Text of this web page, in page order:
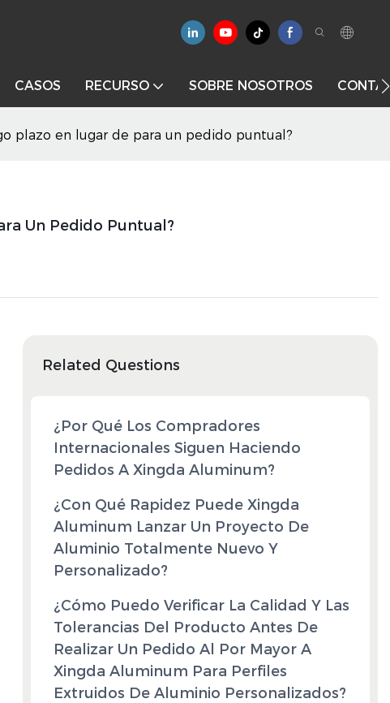
CASOS RECURSO SOBRE NOSOTROS
plazo en lugar de para un pedido puntual?
Un Pedido Puntual?
Related Questions
¿Por Qué Los Compradores
Internacionales Siguen Haciendo
Pedidos A Xingda Aluminum?
¿Con Qué Rapidez Puede Xingda
Aluminum Lanzar Un Proyecto De
Aluminio Totalmente Nuevo Y
Personalizado?
¿Cómo Puedo Verificar La Calidad Y Las
Tolerancias Del Producto Antes De
Realizar Un Pedido Al Por Mayor A
Xingda Aluminum Para Perfiles
Extruidos De Aluminio Personalizados?